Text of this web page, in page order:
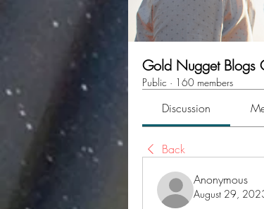
Gold Nugget Blogs
Public · 160 members
Discussion
Back
Anonymous
August 29,